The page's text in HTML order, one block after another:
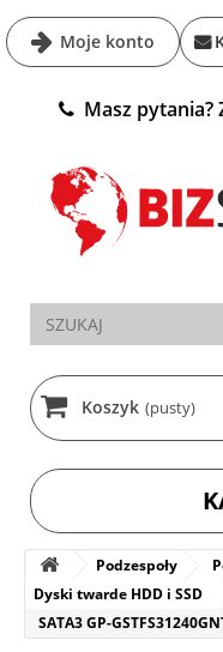
Moje konto
Masz pytania?
Koszyk (pusty)
Podzespoły
Dyski twarde HDD i SSD
SATA3 GP-